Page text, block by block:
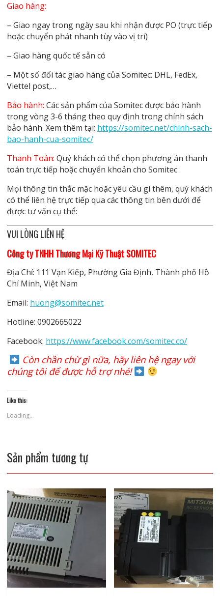
Giao hàng:
– Giao ngay trong ngày sau khi nhận được PO (trực tiếp
hoặc chuyển phát nhanh tùy vào vị trí)
– Giao hàng quốc tế sẵn có
– Một số đối tác giao hàng của Somitec: DHL, FedEx,
Viettel post,…
Bảo hành: Các sản phẩm của Somitec được bảo hành
trong vòng 3-6 tháng theo quy định trong chính sách
bảo hành. Xem thêm tại: https://somitec.net/chinh-sach-
bao-hanh-cua-somitec/
Thanh Toán: Quý khách có thể chọn phương án thanh
toán trực tiếp hoặc chuyển khoản cho Somitec
Mọi thông tin thắc mặc hoặc yêu cầu gì thêm, quý khách
có thể liên hệ trực tiếp qua các thông tin bên dưới để
được tư vấn cụ thể:
VUI LÒNG LIÊN HỆ
Công ty TNHH Thương Mại Kỹ Thuật SOMITEC
Địa Chỉ: 111 Vạn Kiếp, Phường Gia Định, Thành phố Hồ
Chí Minh, Việt Nam
Email: huong@somitec.net
Hotline: 0902665022
Facebook: https://www.facebook.com/somitec.co/
Còn chần chừ gì nữa, hãy liên hệ ngay với
chúng tôi để được hỗ trợ nhé!
Like this:
Loading...
Sản phẩm tương tự